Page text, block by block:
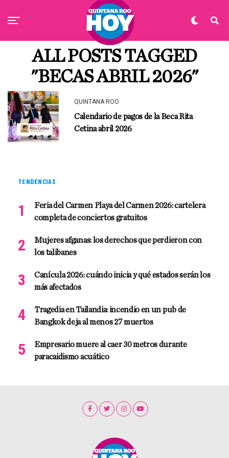
ALL POSTS TAGGED
"BECAS ABRIL 2026"
QUINTANA ROO
Calendario de pagos de la Beca Rita
Cetina abril 2026
TENDENCIAS
Feria del Carmen Playa del Carmen 2026: cartelera
completa de conciertos gratuitos
Mujeres afganas: los derechos que perdieron con
los talibanes
Canícula 2026: cuándo inicia y qué estados serán los
más afectados
Tragedia en Tailandia: incendio en un pub de
Bangkok deja al menos 27 muertos
Empresario muere al caer 30 metros durante
paracaidismo acuático